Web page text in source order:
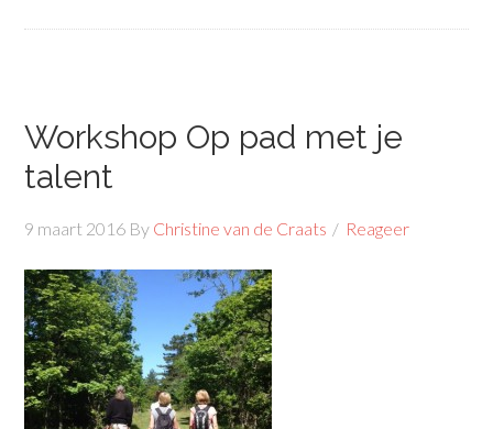
Workshop Op pad met je
talent
9 maart 2016 By Christine van de Craats Reageer